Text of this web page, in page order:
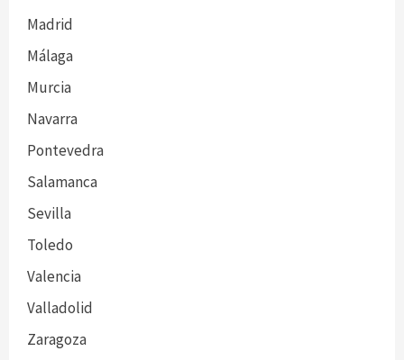
Madrid
Málaga
Murcia
Navarra
Pontevedra
Salamanca
Sevilla
Toledo
Valencia
Valladolid
Zaragoza